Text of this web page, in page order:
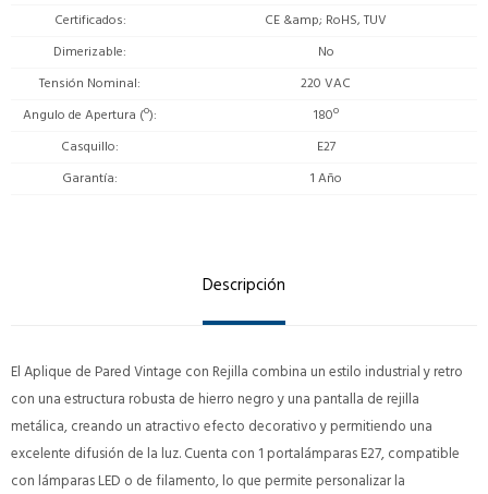
Certificados
CE &amp; RoHS, TUV
Dimerizable
No
Tensión Nominal
220 VAC
Angulo de Apertura (º)
180º
Casquillo
E27
Garantía
1 Año
Descripción
El Aplique de Pared Vintage con Rejilla combina un estilo industrial y retro
con una estructura robusta de hierro negro y una pantalla de rejilla
metálica, creando un atractivo efecto decorativo y permitiendo una
excelente difusión de la luz. Cuenta con 1 portalámparas E27, compatible
con lámparas LED o de filamento, lo que permite personalizar la